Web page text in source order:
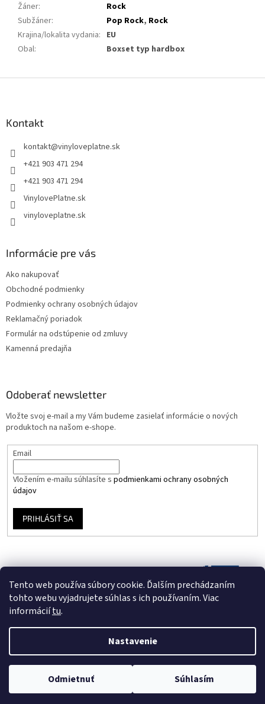
Tento web používa súbory cookie. Ďalším prechádzaním
tohto webu vyjadrujete súhlas s ich používaním. Viac
informáciítu.
Nastavenie
Odmietnuť Súhlasím
Žáner:
Rock
Subžáner: Pop Rock, Rock
Krajina/lokalita vydania: EU
Obal: Boxset typ hardbox
Kontakt
kontakt@vinyloveplatne.sk
+421 903 471 294
+421 903 471 294
VinylovePlatne.sk
vinyloveplatne.sk
Informácie pre vás
Ako nakupovať
Obchodné podmienky
Podmienky ochrany osobných údajov
Reklamačný poriadok
Formulár na odstúpenie od zmluvy
Kamenná predajňa
Odoberať newsletter
Vložte svoj e-mail a my Vám budeme zasielať informácie o nových
produktoch na našom e-shope.
Email
Vložením e-mailu súhlasíte s podmienkami ochrany osobných
údajov
PRIHLÁSIŤ SA
Vytvoril Shoptet
Copyright 2026Vinyloveplatne.sk . Všetky práva vyhradené.